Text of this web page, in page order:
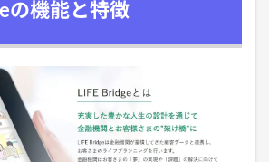
の機能と特徴